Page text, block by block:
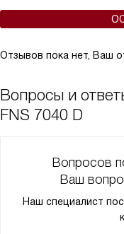
Отзывов пока нет, Ваш
Вопросы и
FNS 7040 D
Вопросов
Ваш
Наш специалист